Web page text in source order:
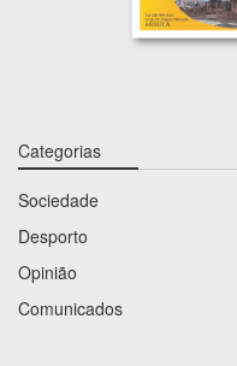
Categorias
Sociedade
Desporto
Opinião
Comunicados